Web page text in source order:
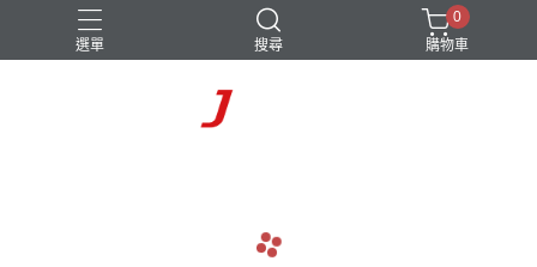
選單 搜尋
0
購物車